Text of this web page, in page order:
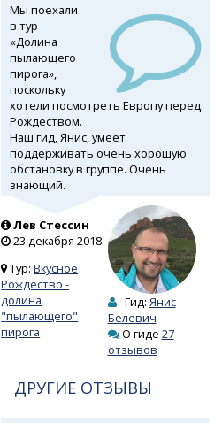
Мы поехали
в тур
«Долина
пылающего
пирога»,
поскольку
хотели посмотреть Европу перед
Рождеством.
Наш гид, Янис, умеет
поддерживать очень хорошую
обстановку в группе. Очень
знающий.
Лев Стессин
23 декабря 2018
Тур:Вкусное
Рождество -
долина
"пылающего"
пирога
Гид: Янис
Белевич
О гиде 27
отзывов
ДРУГИЕ ОТЗЫВЫ